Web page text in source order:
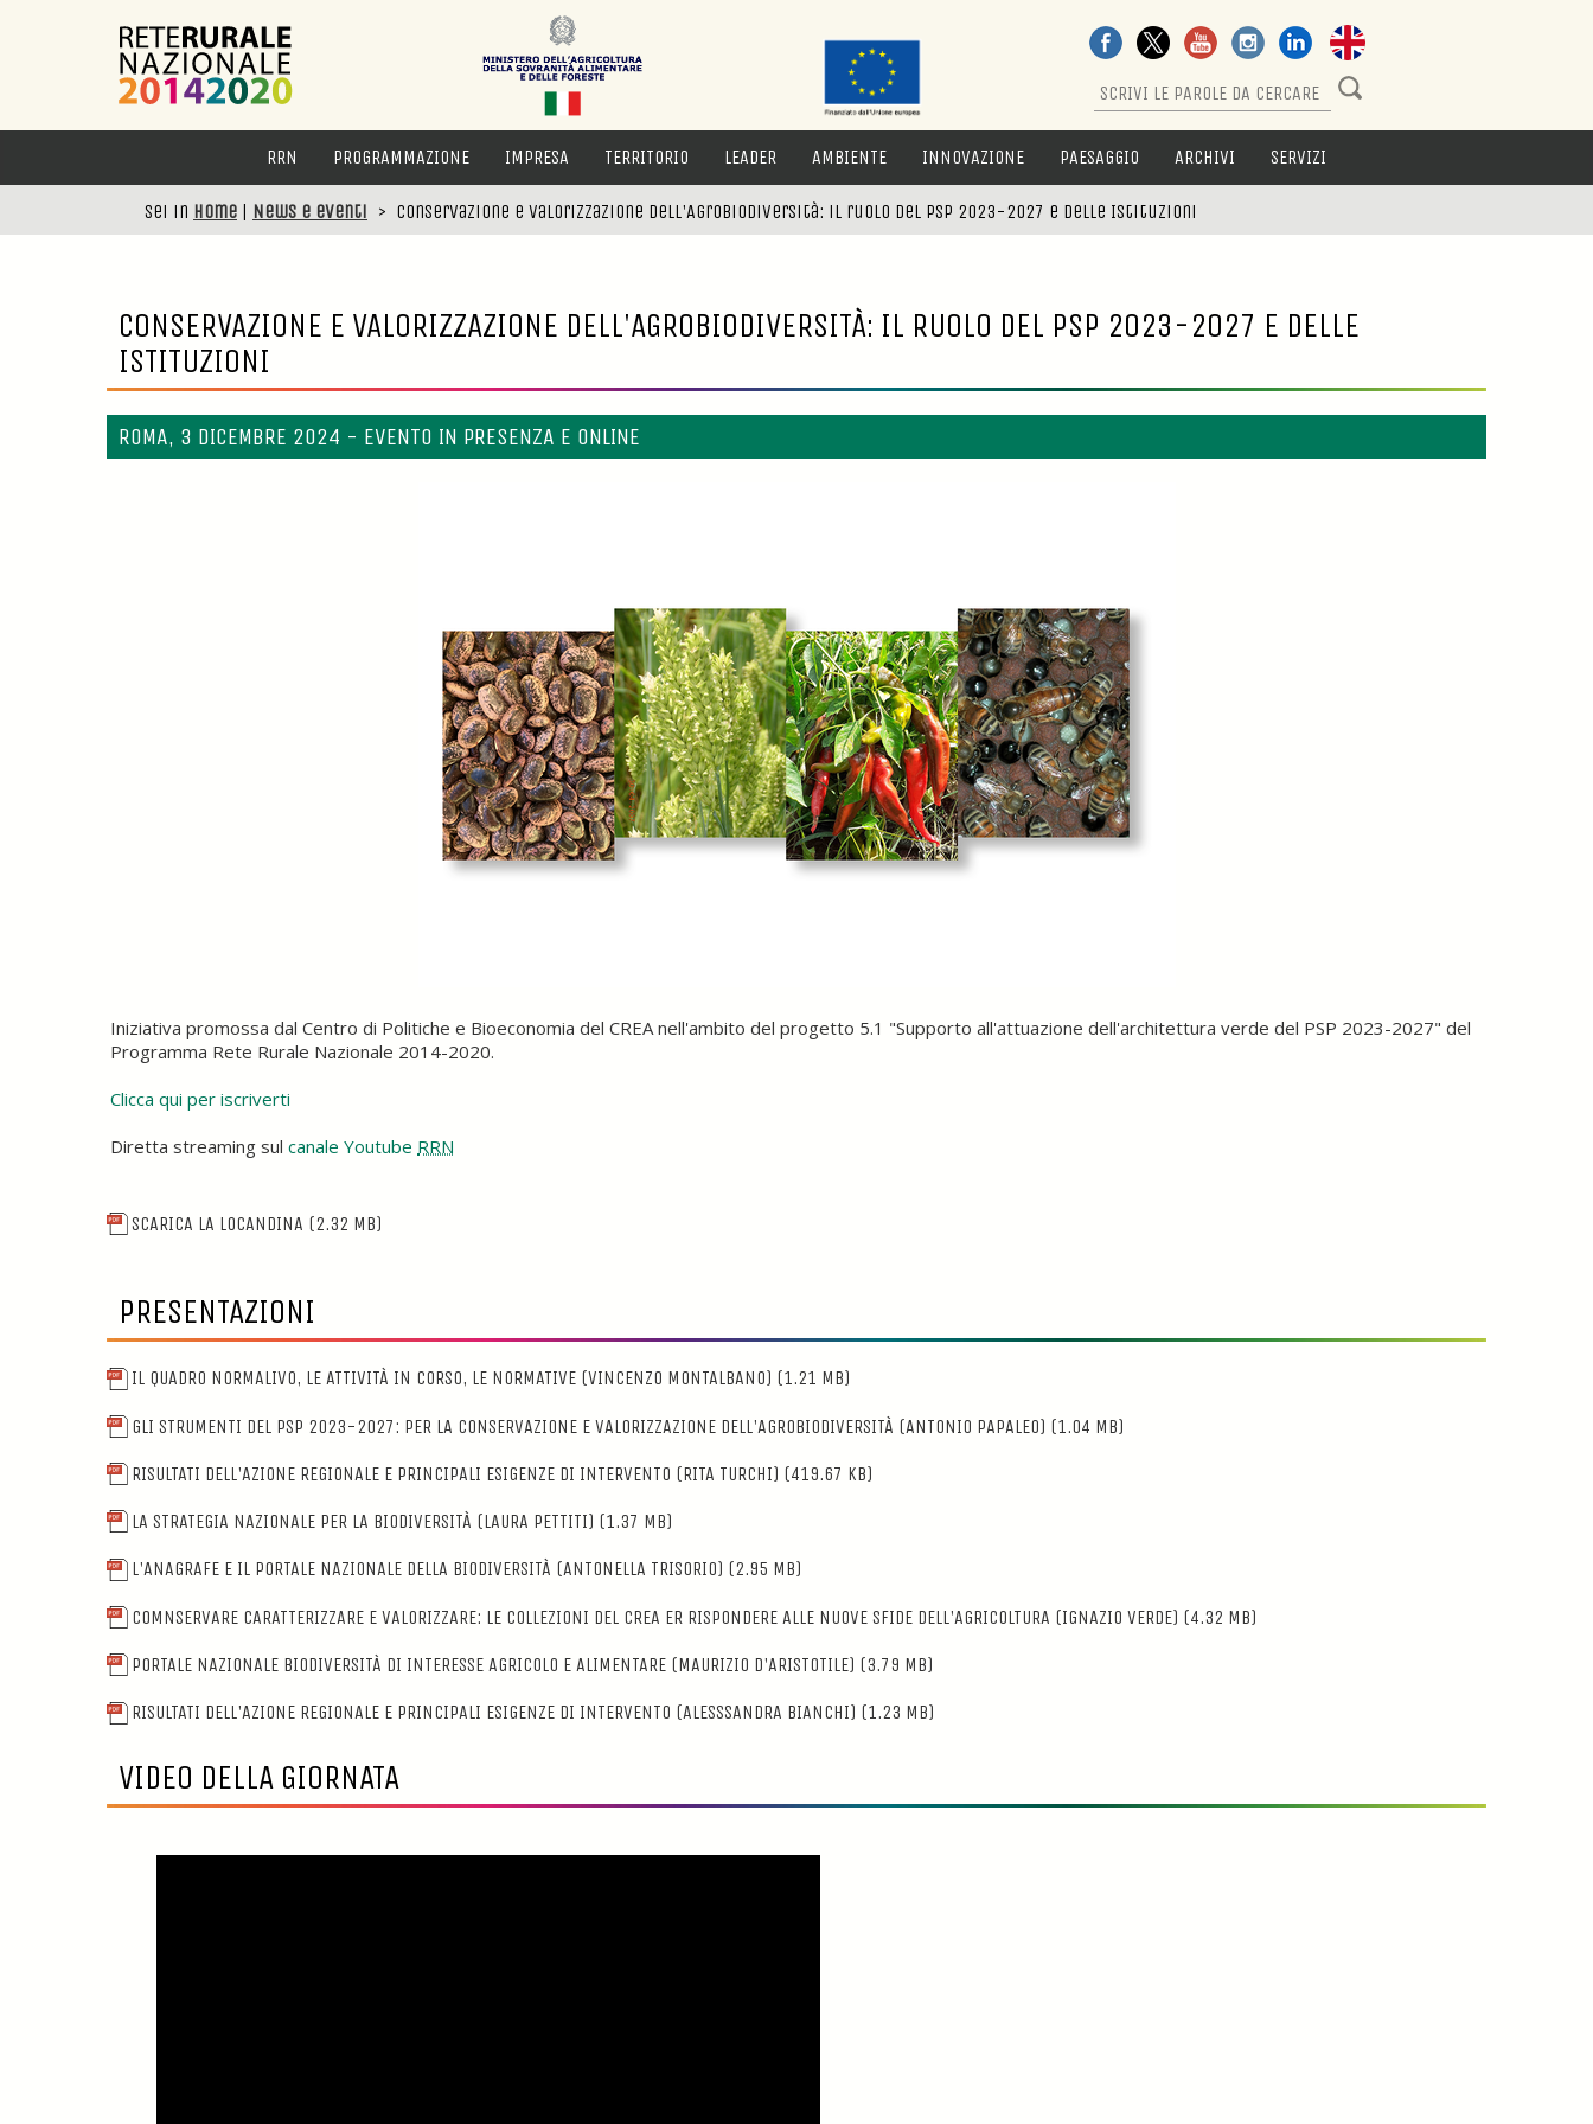
RRN PROGRAMMAZIONE IMPRESA TERRITORIO LEADER AMBIENTE INNOVAZIONE PAESAGGIO ARCHIVI SERVIZI
Sei in Home | News e eventi > Conservazione e valorizzazione dell'Agrobiodiversità: il ruolo del PSP 2023-2027 e delle Istituzioni
CONSERVAZIONE E VALORIZZAZIONE DELL'AGROBIODIVERSITÀ: IL RUOLO DEL PSP 2023-2027 E DELLE
ISTITUZIONI
ROMA, 3 DICEMBRE 2024 - EVENTO IN PRESENZA E ONLINE
Iniziativa promossa dal Centro di Politiche e Bioeconomia del CREA nell'ambito del progetto 5.1 "Supporto all'attuazione dell'architettura verde del PSP 2023-2027" del
Programma Rete Rurale Nazionale 2014-2020.
Clicca qui per iscriverti
Diretta streaming sul canale Youtube RRN
SCARICA LA LOCANDINA (2.32 MB)
PRESENTAZIONI
IL QUADRO NORMALIVO, LE ATTIVITÀ IN CORSO, LE NORMATIVE (VINCENZO MONTALBANO) (1.21 MB)
GLI STRUMENTI DEL PSP 2023-2027: PER LA CONSERVAZIONE E VALORIZZAZIONE DELL'AGROBIODIVERSITÀ (ANTONIO PAPALEO) (1.04 MB)
RISULTATI DELL'AZIONE REGIONALE E PRINCIPALI ESIGENZE DI INTERVENTO (RITA TURCHI) (419.67 KB)
LA STRATEGIA NAZIONALE PER LA BIODIVERSITÀ (LAURA PETTITI) (1.37 MB)
L'ANAGRAFE E IL PORTALE NAZIONALE DELLA BIODIVERSITÀ (ANTONELLA TRISORIO) (2.95 MB)
COMNSERVARE CARATTERIZZARE E VALORIZZARE: LE COLLEZIONI DEL CREA ER RISPONDERE ALLE NUOVE SFIDE DELL'AGRICOLTURA (IGNAZIO VERDE) (4.32 MB)
PORTALE NAZIONALE BIODIVERSITÀ DI INTERESSE AGRICOLO E ALIMENTARE (MAURIZIO D'ARISTOTILE) (3.79 MB)
RISULTATI DELL'AZIONE REGIONALE E PRINCIPALI ESIGENZE DI INTERVENTO (ALESSSANDRA BIANCHI) (1.23 MB)
VIDEO DELLA GIORNATA